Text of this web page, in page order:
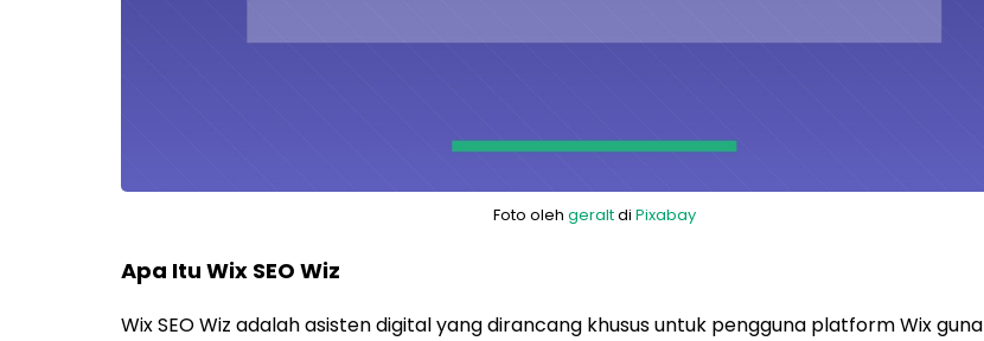
Foto oleh geraltdi Pixabay
Apa Itu Wix SEO Wiz
Wix SEO Wiz adalah asisten digital yang dirancang khusus untuk pengguna platform Wix guna